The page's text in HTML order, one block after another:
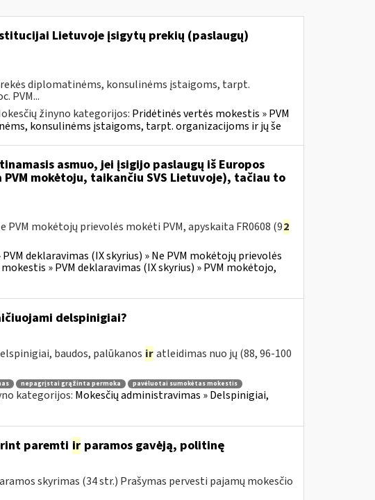
Lietuvoje įsigytų prekių (paslaugų)
diplomatinėms, konsulinėms įstaigoms, tarpt.
PVM...
žinyno kategorijos: Pridėtinės vertės mokestis » PVM
konsulinėms įstaigoms, tarpt. organizacijoms ir jų še
asmuo, jei įsigijo paslaugų iš Europos
mokėtoju, taikančiu SVS Lietuvoje), tačiau to
mokėtojų prievolės mokėti PVM, apyskaita FR0608 (92
deklaravimas (IX skyrius) » Ne PVM mokėtojų prievolės
» PVM deklaravimas (IX skyrius) » PVM mokėtojo,
delspinigiai?
baudos, palūkanos ir atleidimas nuo jų (88, 96-100
nepagrįstai grąžinta permoka
pavėluotai sumokėtas mokestis
kategorijos: Mokesčių administravimas » Delspinigiai,
paremti irparamos gavėją, politinę
skyrimas (34 str.) Prašymas pervesti pajamų mokesčio